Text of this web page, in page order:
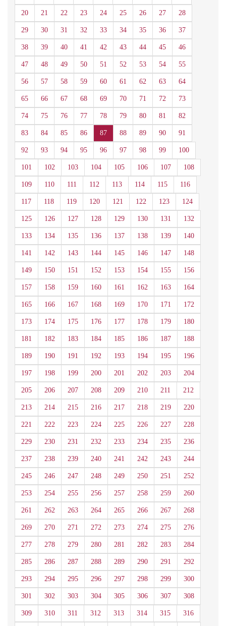
20 21 22 23 24 25 26 27 28
29 30 31 32 33 34 35 36 37
38 39 40 41 42 43 44 45 46
47 48 49 50 51 52 53 54 55
56 57 58 59 60 61 62 63 64
65 66 67 68 69 70 71 72 73
74 75 76 77 78 79 80 81 82
83 84 85 86 87 88 89 90 91
92 93 94 95 96 97 98 99 100
101 102 103 104 105 106 107 108
109 110 111 112 113 114 115 116
117 118 119 120 121 122 123 124
125 126 127 128 129 130 131 132
133 134 135 136 137 138 139 140
141 142 143 144 145 146 147 148
149 150 151 152 153 154 155 156
157 158 159 160 161 162 163 164
165 166 167 168 169 170 171 172
173 174 175 176 177 178 179 180
181 182 183 184 185 186 187 188
189 190 191 192 193 194 195 196
197 198 199 200 201 202 203 204
205 206 207 208 209 210 211 212
213 214 215 216 217 218 219 220
221 222 223 224 225 226 227 228
229 230 231 232 233 234 235 236
237 238 239 240 241 242 243 244
245 246 247 248 249 250 251 252
253 254 255 256 257 258 259 260
261 262 263 264 265 266 267 268
269 270 271 272 273 274 275 276
277 278 279 280 281 282 283 284
285 286 287 288 289 290 291 292
293 294 295 296 297 298 299 300
301 302 303 304 305 306 307 308
309 310 311 312 313 314 315 316